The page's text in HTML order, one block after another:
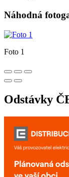
Náhodná
Foto 1
Odstávky